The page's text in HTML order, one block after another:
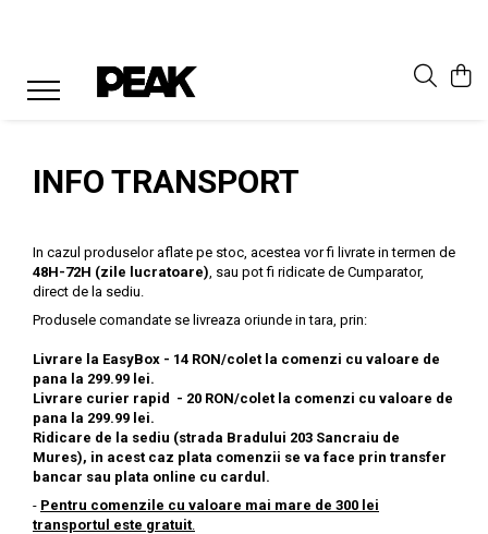
INFO TRANSPORT
In cazul produselor aflate pe stoc, acestea vor fi livrate in termen de
48H-72H (zile lucratoare), sau pot fi ridicate de Cumparator,
direct de la sediu.
Produsele comandate se livreaza oriunde in tara, prin:
Livrare la EasyBox - 14 RON/colet la comenzi cu valoare de
pana la 299.99 lei.
Livrare curier rapid - 20 RON/colet la comenzi cu valoare de
pana la 299.99 lei.
Ridicare de la sediu (strada Bradului 203 Sancraiu de
Mures), in acest caz plata comenzii se va face prin transfer
bancar sau plata online cu cardul.
- Pentru comenzile cu valoare mai mare de 300 lei
transportul este gratuit.